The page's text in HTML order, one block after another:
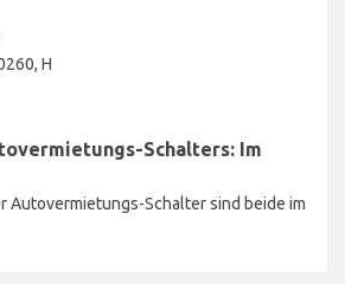
H
Schalters: Im
Autovermietungs-Schalter sind beide im